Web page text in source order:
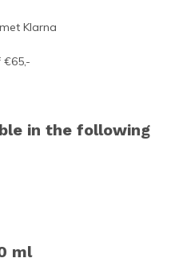
Klarna
€65,-
in the following
ml